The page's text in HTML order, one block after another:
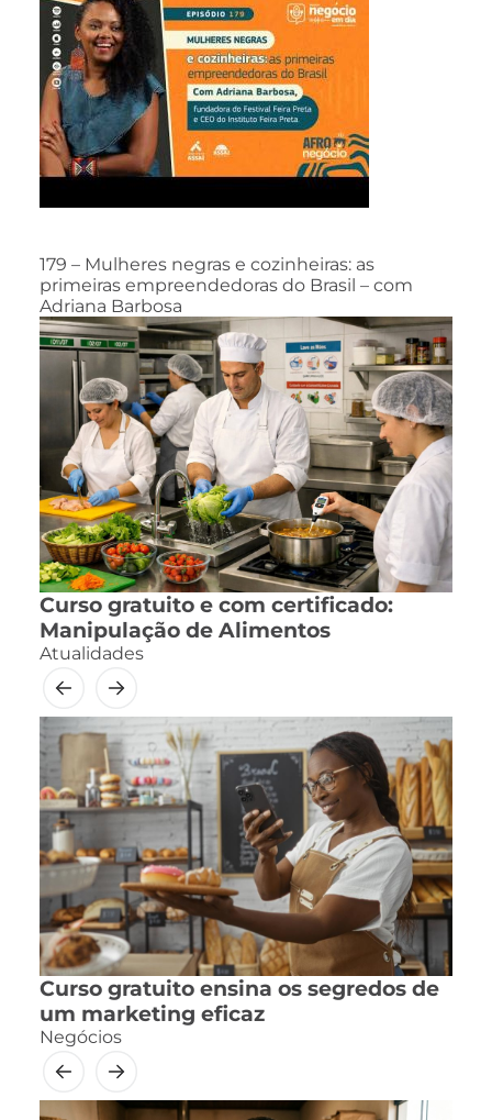
179 – Mulheres negras e cozinheiras: as
primeiras empreendedoras do Brasil – com
Adriana Barbosa
Curso gratuito e com certificado:
Manipulação de Alimentos
Atualidades
Curso gratuito ensina os segredos de
um marketing eficaz
Negócios